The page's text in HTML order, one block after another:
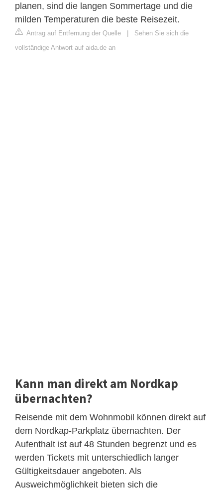
planen, sind die langen Sommertage und die
milden Temperaturen die beste Reisezeit.
Antrag auf Entfernung der Quelle | Sehen Sie sich die
vollständige Antwort auf aida.de an
Kann man direkt am Nordkap
übernachten?
Reisende mit dem Wohnmobil können direkt auf
dem Nordkap-Parkplatz übernachten. Der
Aufenthalt ist auf 48 Stunden begrenzt und es
werden Tickets mit unterschiedlich langer
Gültigkeitsdauer angeboten. Als
Ausweichmöglichkeit bieten sich die